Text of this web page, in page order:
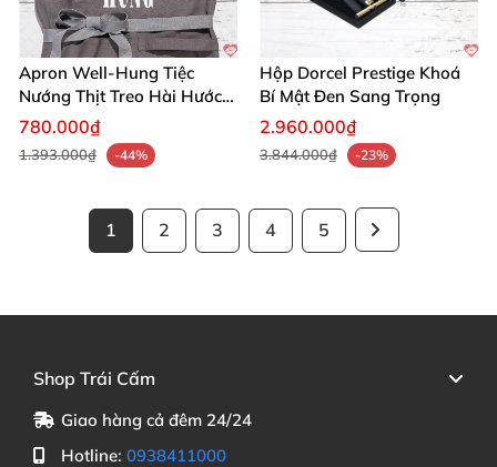
Apron Well-Hung Tiệc
Nướng Thịt Treo Hài Hước
Quà Độc Đáo
780.000₫
1.393.000₫ -44%
Hộp Dorcel Prestige Khoá
Bí Mật Đen Sang Trọng
2.960.000₫
3.844.000₫ -23%
1 2 3 4 5
Shop Trái Cấm
Giao hàng cả đêm 24/24
Hotline: 0938411000